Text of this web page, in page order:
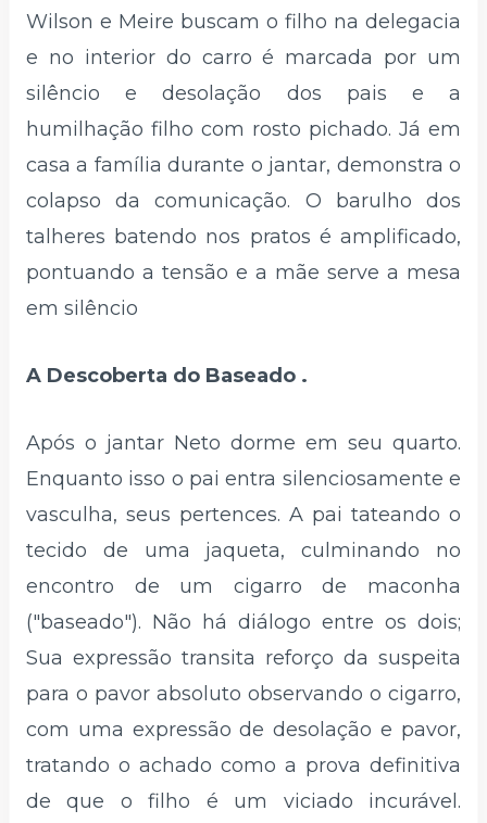
Wilson e Meire buscam o filho na delegacia
e no interior do carro é marcada por um
silêncio e desolação dos pais e a
humilhação filho com rosto pichado. Já em
casa a família durante o jantar, demonstra o
colapso da comunicação. O barulho dos
talheres batendo nos pratos é amplificado,
pontuando a tensão e a mãe serve a mesa
em silêncio
A Descoberta do Baseado .
Após o jantar Neto dorme em seu quarto.
Enquanto isso o pai entra silenciosamente e
vasculha, seus pertences. A pai tateando o
tecido de uma jaqueta, culminando no
encontro de um cigarro de maconha
("baseado"). Não há diálogo entre os dois;
Sua expressão transita reforço da suspeita
para o pavor absoluto observando o cigarro,
com uma expressão de desolação e pavor,
tratando o achado como a prova definitiva
de que o filho é um viciado incurável.